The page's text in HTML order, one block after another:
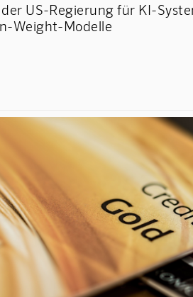
US-Regierung für KI-
Weight-Modelle